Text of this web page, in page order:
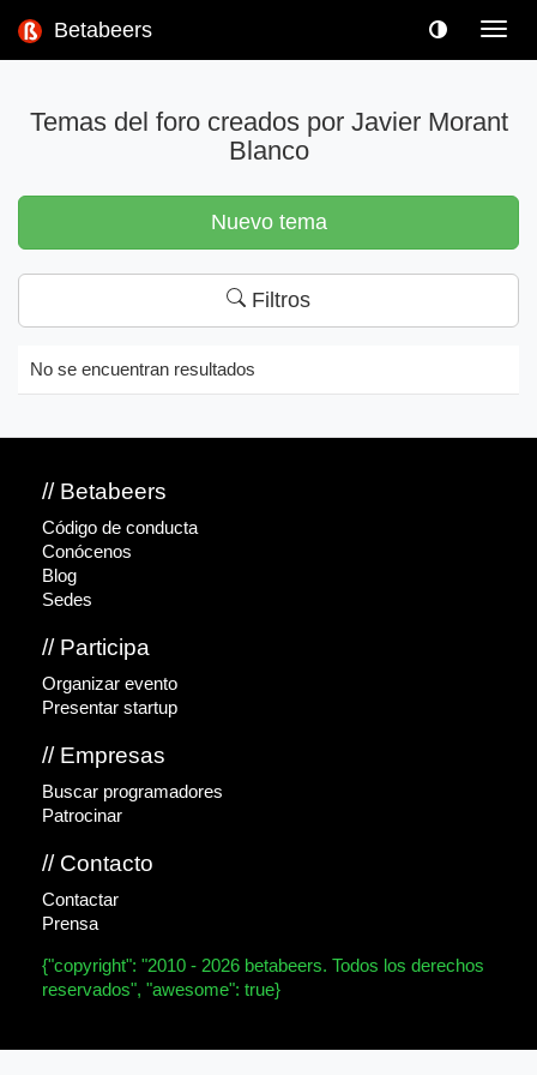
Betabeers
Temas del foro creados por Javier Morant
Blanco
Nuevo tema
Filtros
No se encuentran resultados
// Betabeers
Código de conducta
Conócenos
Blog
Sedes
// Participa
Organizar evento
Presentar startup
// Empresas
Buscar programadores
Patrocinar
// Contacto
Contactar
Prensa
{"copyright": "2010 - 2026 betabeers. Todos los derechos
reservados", "awesome": true}